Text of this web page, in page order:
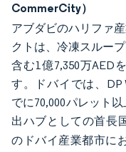
CommerCity）
アブダビのハリファ
クトは、冷凍スルー
含む1億7,350万AED
す。ドバイでは、DP
でに70,000パレット
出ハブとしての首長
のドバイ産業都市に